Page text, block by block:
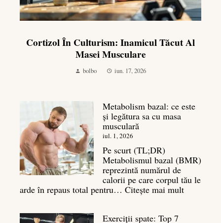
Cortizol În Culturism: Inamicul Tăcut Al
Masei Musculare
bolbo iun. 17, 2026
Metabolism bazal: ce este
și legătura sa cu masa
musculară
iul. 1, 2026
Pe scurt (TL;DR)
Metabolismul bazal (BMR)
reprezintă numărul de
calorii pe care corpul tău le
arde în repaus total pentru… Citește mai mult:
Exerciții spate: Top 7